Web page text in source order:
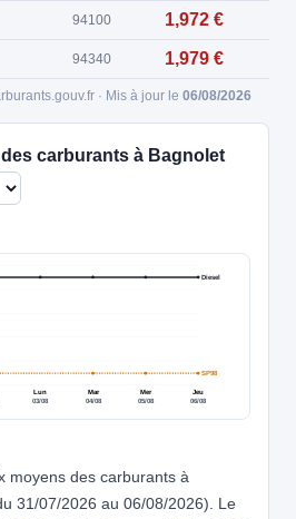
94100 1,972 €
94340 1,979 €
· Mis à jour le 06/08/2026
carburants à Bagnolet
Lun
03/08
Mar
04/08
Mer
05/08
Jeu
06/08
Diesel
SP98
moyens des carburants à
31/07/2026 au 06/08/2026). Le